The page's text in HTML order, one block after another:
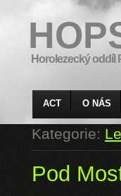
Horolezecký oddíl
ACT O NÁS
Kategorie:
Pod